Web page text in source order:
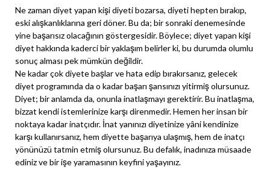
Ne zaman diyet yapan kişi diyeti bozarsa, diyeti hepten bırakıp,
eski alışkanlıklarına geri döner. Bu da; bir sonraki denemesinde
yine başarısız olacağının göstergesidir. Böylece; diyet yapan kişi
diyet hakkında kaderci bir yaklaşım belirler ki, bu durumda olumlu
sonuç alması pek mümkün değildir.
Ne kadar çok diyete başlar ve hata edip bırakırsanız, gelecek
diyet programında da o kadar başarı şansınızı yitirmiş olursunuz.
Diyet; bir anlamda da, onunla inatlaşmayı gerektirir. Bu inatlaşma,
bizzat kendi istemlerinize karşı direnmedir. Hemen her insan bir
noktaya kadar inatçıdır. İnat yanınızı diyetinize yâni kendinize
karşı kullanırsanız, hem diyette başarıya ulaşmış, hem de inatçı
yönünüzü tatmin etmiş olursunuz. Bu defalık, inadınıza müsaade
ediniz ve bir işe yaramasının keyfini yaşayınız.